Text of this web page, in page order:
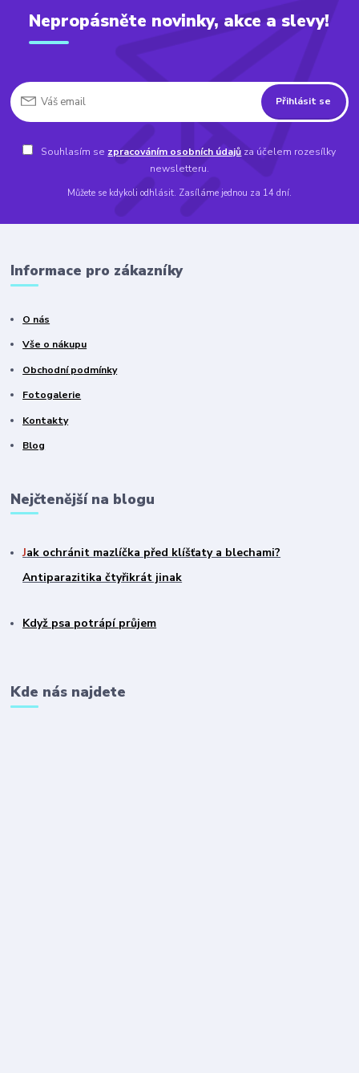
Nepropásněte novinky, akce a slevy!
Přihlásit se
Souhlasím se zpracováním osobních údajů za účelem rozesílky
newsletteru.
Můžete se kdykoli odhlásit. Zasíláme jednou za 14 dní.
Informace pro zákazníky
O nás
Vše o nákupu
Obchodní podmínky
Fotogalerie
Kontakty
Blog
Nejčtenější na blogu
Jak ochránit mazlíčka před klíšťaty a blechami?
Antiparazitika čtyřikrát jinak
Když psa potrápí průjem
Kde nás najdete